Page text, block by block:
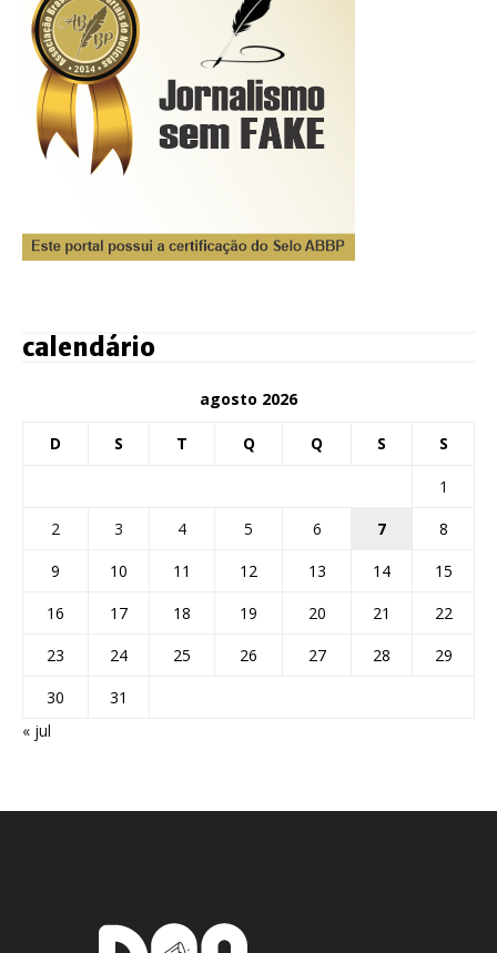
calendário
agosto 2026
D S T Q Q S S
1
2
3 4 5 6 7
8
9
10 11 12 13 14
15
16
17 18 19 20 21
22
23
24 25 26 27 28
29
30
31
« jul